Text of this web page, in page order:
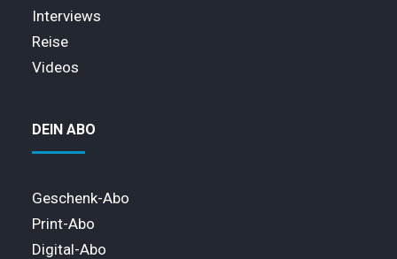
Interviews
Reise
Videos
DEIN ABO
Geschenk-Abo
Print-Abo
Digital-Abo